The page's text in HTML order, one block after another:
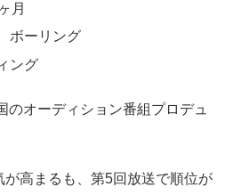
月
ボーリング
ング
のオーディション番組プロデュ
が高まるも、第5回放送で順位が